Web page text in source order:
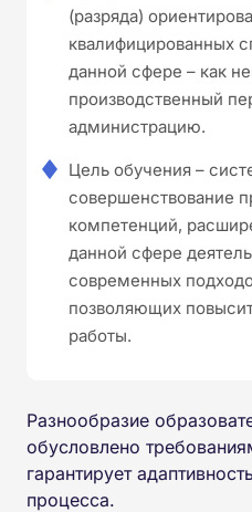
(разряда)
квалифицированных
данной сфере – как
производственный
администрацию.
Цель обучения –
совершенствование
компетенций,
данной сфере
современных
позволяющих
работы.
Разнообразие
обусловлено
гарантирует
процесса.